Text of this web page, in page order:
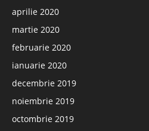
aprilie 2020
martie 2020
februarie 2020
ianuarie 2020
decembrie 2019
noiembrie 2019
octombrie 2019